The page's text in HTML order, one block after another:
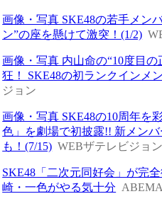
画像・写真 SKE48の若手メン
ン”の座を懸けて激突！(1/2)
画像・写真 内山命の“10度目
狂！ SKE48の初ランクインメ
ジョン
画像・写真 SKE48の10周年を
色」を劇場で初披露!! 新メン
も！(7/15) WEBザテレビジョン
SKE48「二次元同好会」が完
崎・一色がやる気十分